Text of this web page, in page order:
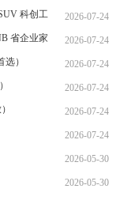
2026-07-24
科创工
2026-07-24
省企业家
2026-07-24
）
2026-07-24
2026-07-24
2026-07-24
2026-05-30
2026-05-30